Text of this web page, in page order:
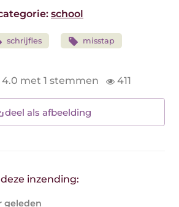
school
schrijfles misstap
4.0 met 1 stemmen 411
deel als afbeelding
inzending:
geleden